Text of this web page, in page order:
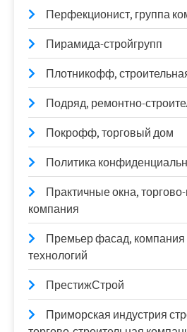
Перфекционист, группа
Пирамида-стройгрупп
Плотникофф,
Подряд, ремонтно-
Покрофф, торговый дом
Политика
Практичные окна,
компания
Премьер фасад, компания
технологий
ПрестижСтрой
Приморская индустрия